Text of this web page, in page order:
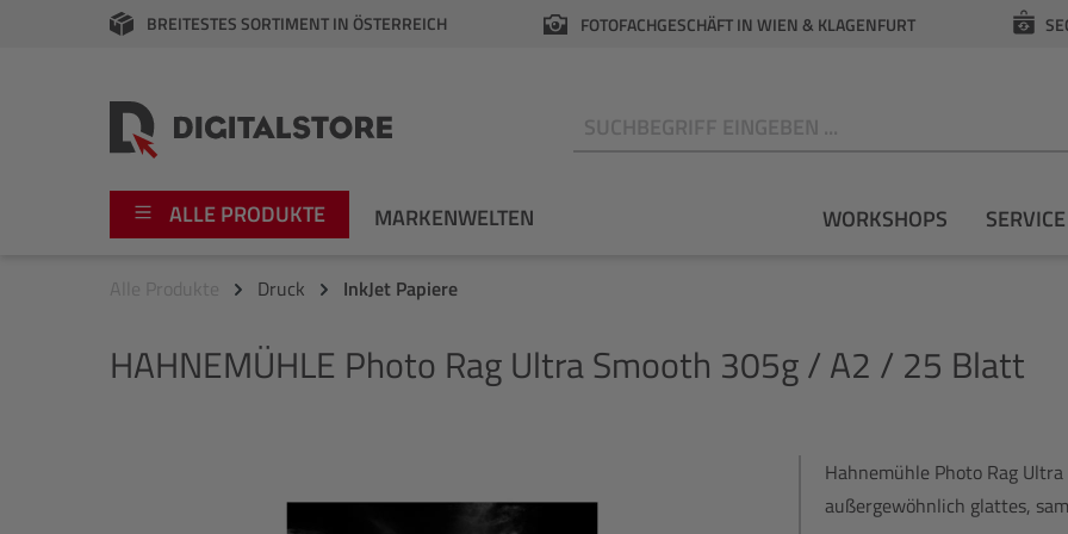
Zur Hauptnavigation springen
BREITESTES SORTIMENT IN ÖSTERREICH FOTOFACHGESCHÄFT IN WIEN & KLAGENFURT
ALLE PRODUKTE MARKENWELTEN
Video
Fujifilm
WORKSHOPS SERVICE
Alle Produkte Druck InkJet Papiere
HAHNEMÜHLE Photo Rag Ultra Smooth 305g / A2 / 25 Blatt
Hahnemühle Photo Rag
außergewöhnlich glattes,